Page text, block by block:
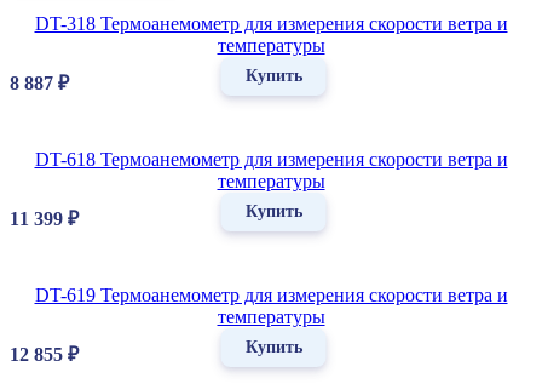
DT-318 Термоанемометр для измерения скорости ветра и
температуры
8 887 ₽ Купить
DT-618 Термоанемометр для измерения скорости ветра и
температуры
11 399 ₽ Купить
DT-619 Термоанемометр для измерения скорости ветра и
температуры
12 855 ₽ Купить